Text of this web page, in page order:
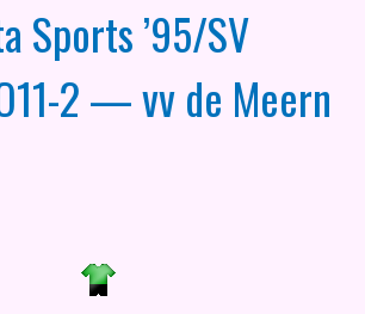
Sports ’95/SV
2 — vv de Meern